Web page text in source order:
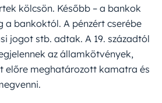
kölcsön. Később – a bankok
a bankoktól. A pénzért cserébe
jogot stb. adtak. A 19. századtól
az államkötvények,
előre meghatározott kamatra és